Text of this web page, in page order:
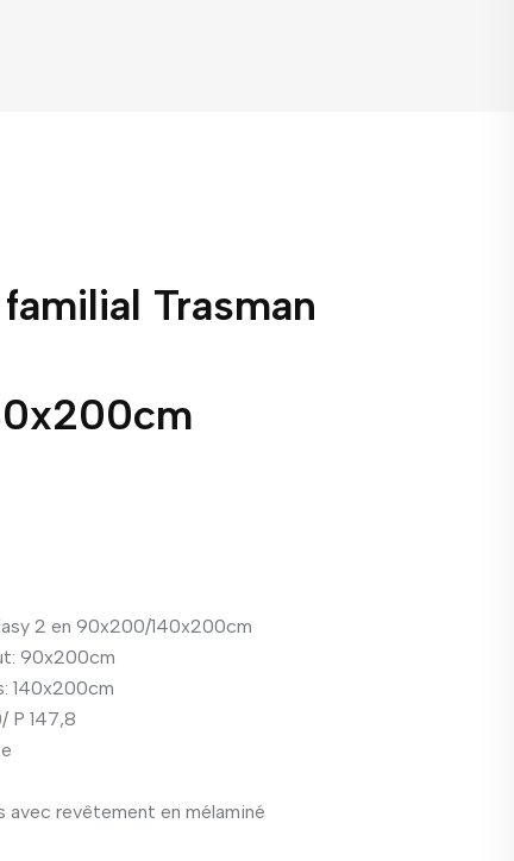
Trasman
2 en 90x200/140x200cm
90x200cm
140x200cm
P 147,8
avec revêtement en mélaminé